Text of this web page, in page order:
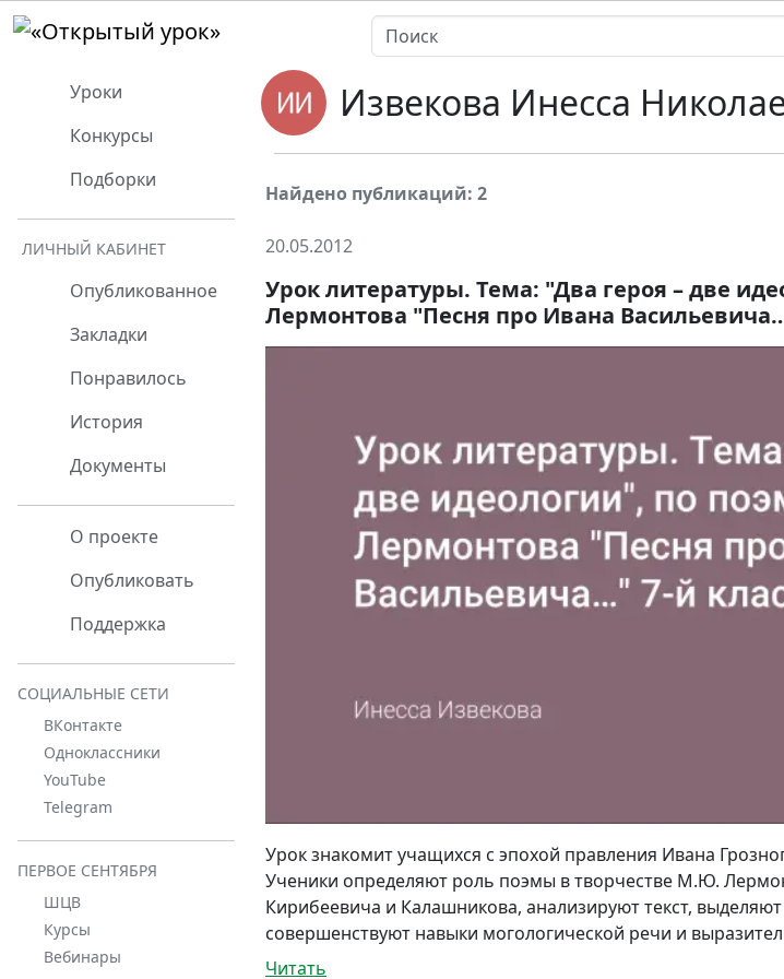
Уроки
Конкурсы
Подборки
ЛИЧНЫЙ КАБИНЕТ
Опубликованное
Закладки
Понравилось
История
Документы
О проекте
Опубликовать
Поддержка
СОЦИАЛЬНЫЕ СЕТИ
ВКонтакте
Одноклассники
YouTube
Telegram
ПЕРВОЕ СЕНТЯБРЯ
ШЦВ
Курсы
Вебинары
Извекова Инесса
Найдено публикаций: 2
20.05.2012
Урок литературы. Тема: "Два героя – две
Лермонтова "Песня про Ивана
Урок знакомит учащихся с эпохой правления Ивана
Ученики определяют роль поэмы в творчестве М.Ю.
Кирибеевича и Калашникова, анализируют текст,
совершенствуют навыки могологической речи и
Читать